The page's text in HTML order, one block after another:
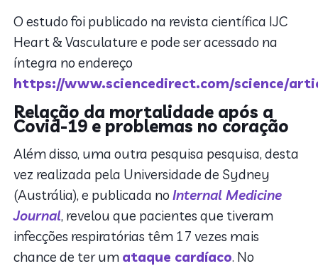
O estudo foi publicado na revista científica IJC
Heart & Vasculature e pode ser acessado na
íntegra no endereço
https://www.sciencedirect.com/science/
Relação da mortalidade após a
Covid-19 e problemas no coração
Além disso, uma outra pesquisa pesquisa, desta
vez realizada pela Universidade de Sydney
(Austrália), e publicada noInternal Medicine
Journal, revelou que pacientes que tiveram
infecções respiratórias têm 17 vezes mais
chance de ter um ataque cardíaco. No